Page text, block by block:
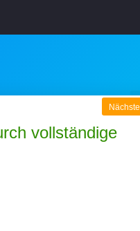
vollständige
Nächste